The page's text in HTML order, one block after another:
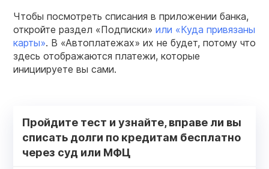
Чтобы посмотреть списания в приложении банка,
откройте раздел «Подписки» или «Куда привязаны
карты». В «Автоплатежах» их не будет, потому что
здесь отображаются платежи, которые
инициируете вы сами.
Пройдите тест и узнайте, вправе ли вы
списать долги по кредитам бесплатно
через суд или МФЦ